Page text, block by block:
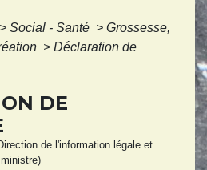
> Social - Santé > Grossesse,
> Déclaration de
DE
de l'information légale et